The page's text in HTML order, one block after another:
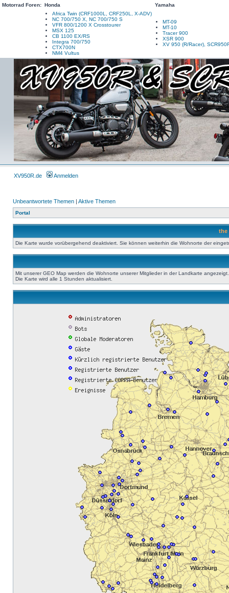
Motorrad Foren: Honda
Yamaha
Africa Twin (CRF1000L, CRF250L, X-ADV)
NC 700/750 X, NC 700/750 S
VFR 800/1200 X Crosstourer
MSX 125
CB 1100 EX/RS
Integra 700/750
CTX700N
NM4 Vultus
MT-09
MT-10
Tracer 900
XSR 900
XV 950 (R/Racer),
XV950R.de Anmelden
Unbeantwortete Themen | Aktive Themen
Portal
the
Die Karte wurde vorübergehend deaktiviert. Sie können weiterhin die Wohnorte der
Mit unserer GEO Map werden die Wohnorte unserer Mitglieder in der Landkarte
Die Karte wird alle 1 Stunden aktualisiert.